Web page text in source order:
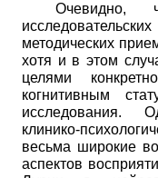
Очевидно,
методических
хотя и в этом
целями
когнитивным
исследования.
клинико-
весьма широкие
аспектов